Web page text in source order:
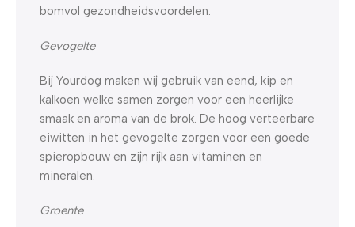
bomvol gezondheidsvoordelen.
Gevogelte
Bij Yourdog maken wij gebruik van eend, kip en
kalkoen welke samen zorgen voor een heerlijke
smaak en aroma van de brok. De hoog verteerbare
eiwitten in het gevogelte zorgen voor een goede
spieropbouw en zijn rijk aan vitaminen en
mineralen.
Groente